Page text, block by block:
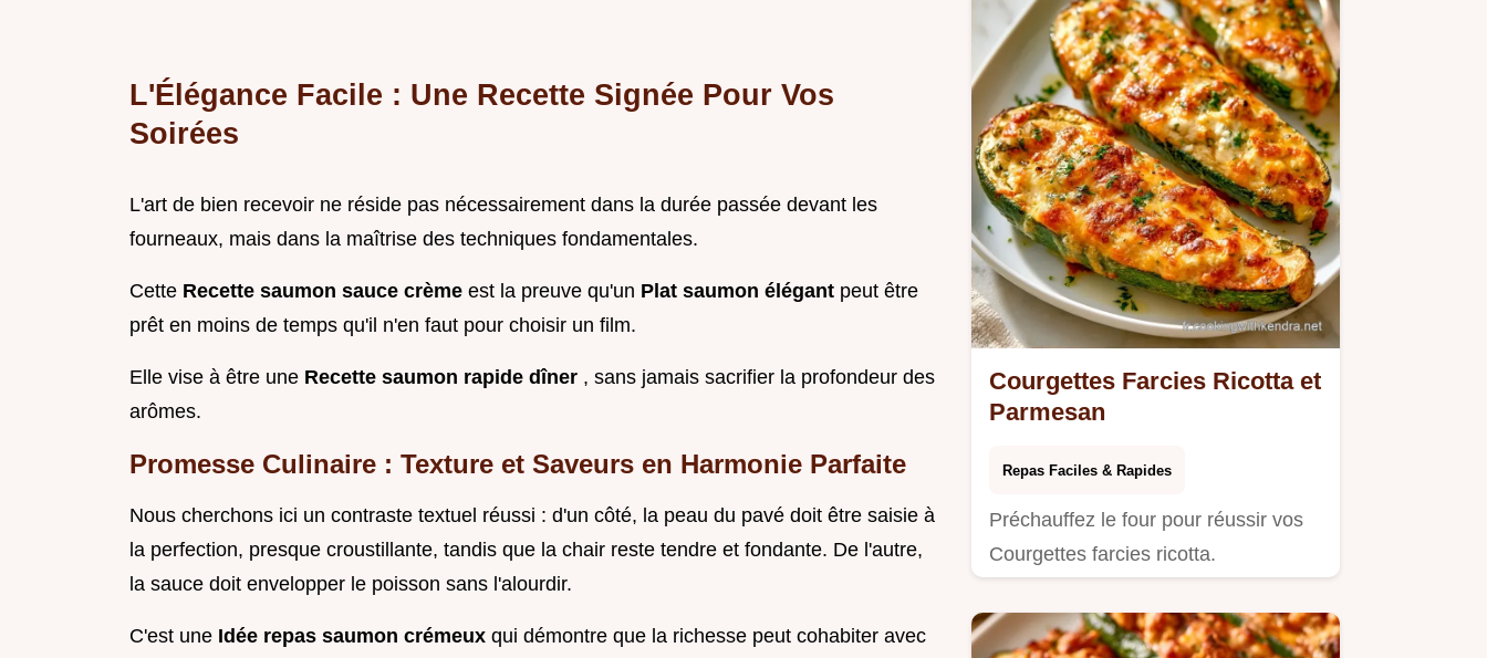
L'Élégance Facile : Une Recette Signée Pour Vos
Soirées
L'art de bien recevoir ne réside pas nécessairement dans la durée passée devant les
fourneaux, mais dans la maîtrise des techniques fondamentales.
Cette Recette saumon sauce crème est la preuve qu'un Plat saumon élégant peut être
prêt en moins de temps qu'il n'en faut pour choisir un film.
Elle vise à être une Recette saumon rapide dîner , sans jamais sacrifier la profondeur des
arômes.
Promesse Culinaire : Texture et Saveurs en Harmonie Parfaite
Nous cherchons ici un contraste textuel réussi : d'un côté, la peau du pavé doit être saisie à
la perfection, presque croustillante, tandis que la chair reste tendre et fondante. De l'autre,
la sauce doit envelopper le poisson sans l'alourdir.
C'est une Idée repas saumon crémeux qui démontre que la richesse peut cohabiter avec
Courgettes Farcies Ricotta et
Parmesan
Repas Faciles & Rapides
Préchauffez le four pour réussir vos
Courgettes farcies ricotta.